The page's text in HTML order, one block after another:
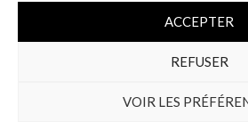
ACCEPTER
REFUSER
VOIR LES
Continue
Previous:
La police de Vallejo arrête une mère